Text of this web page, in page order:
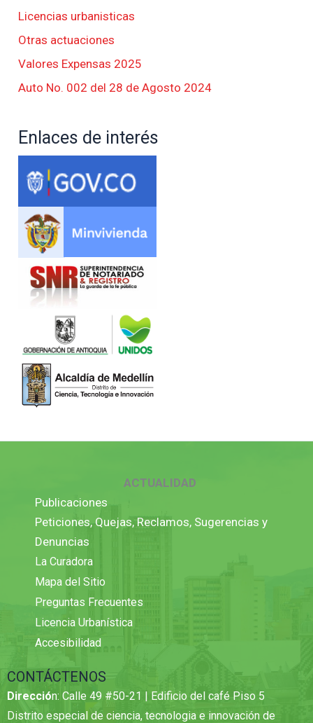
Licencias urbanisticas
Otras actuaciones
Valores Expensas 2025
Auto No. 002 del 28 de Agosto 2024
Enlaces de interés
ACTUALIDAD
Publicaciones
Peticiones, Quejas, Reclamos, Sugerencias y
Denuncias
La Curadora
Mapa del Sitio
Preguntas Frecuentes
Licencia Urbanística
Accesibilidad
CONTÁCTENOS
Dirección: Calle 49 #50-21 | Edificio del café Piso 5
Distrito especial de ciencia, tecnologia e innovación de